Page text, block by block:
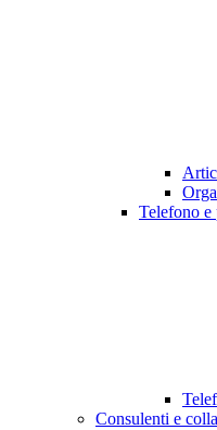
Telefono e
Consulenti e